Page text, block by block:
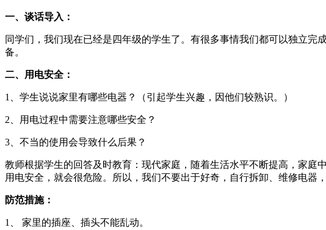
一、谈话导入：
同学们，我们现在已经是四年级的学生了。有很多事情我们都可以独立
备。
二、用电安全：
1、学生说说家里有哪些电器？（引起学生兴趣，因他们较熟识。）
2、用电过程中需要注意哪些安全？
3、不当的使用会导致什么后果？
教师根据学生的回答及时教育：现代家庭，随着生活水平不断提高，家
用电安全，就会很危险。所以，我们不要出于好奇，自行拆卸、维修电器
防范措施：
1、 家里的插座、插头不能乱动。